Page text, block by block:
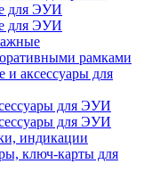
для ЭУИ
для ЭУИ
рамками
аксессуары для
для ЭУИ
для ЭУИ
индикации
ключ-карты для